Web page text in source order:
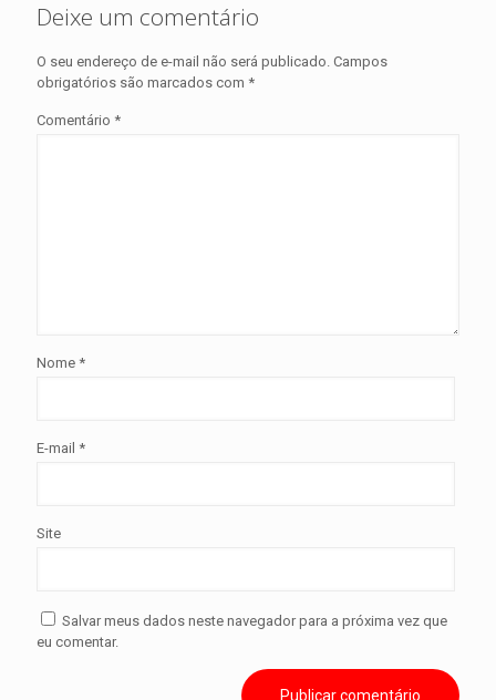
Deixe um comentário
O seu endereço de e-mail não será publicado. Campos
obrigatórios são marcados com *
Comentário *
Nome *
E-mail *
Site
Salvar meus dados neste navegador para a próxima vez que
eu comentar.